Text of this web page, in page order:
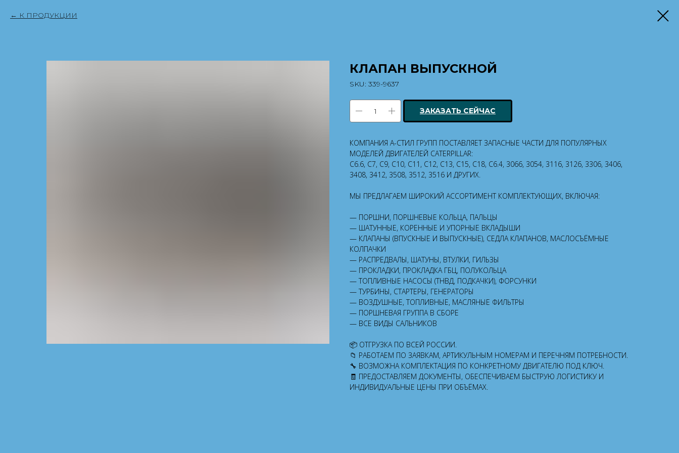
К ПРОДУКЦИИ
КЛАПАН ВЫПУСКНОЙ
SKU: 339-9637
ЗАКАЗАТЬ СЕЙЧАС
КОМПАНИЯ А-СТИЛ ГРУПП ПОСТАВЛЯЕТ ЗАПАСНЫЕ ЧАСТИ ДЛЯ ПОПУЛЯРНЫХ
МОДЕЛЕЙ ДВИГАТЕЛЕЙ CATERPILLAR:
C6.6, C7, C9, C10, C11, C12, C13, C15, C18, C6.4, 3066, 3054, 3116, 3126, 3306, 3406,
3408, 3412, 3508, 3512, 3516 И ДРУГИХ.
МЫ ПРЕДЛАГАЕМ ШИРОКИЙ АССОРТИМЕНТ КОМПЛЕКТУЮЩИХ, ВКЛЮЧАЯ:
— ПОРШНИ, ПОРШНЕВЫЕ КОЛЬЦА, ПАЛЬЦЫ
— ШАТУННЫЕ, КОРЕННЫЕ И УПОРНЫЕ ВКЛАДЫШИ
— КЛАПАНЫ (ВПУСКНЫЕ И ВЫПУСКНЫЕ), СЕДЛА КЛАПАНОВ, МАСЛОСЪЁМНЫЕ
КОЛПАЧКИ
— РАСПРЕДВАЛЫ, ШАТУНЫ, ВТУЛКИ, ГИЛЬЗЫ
— ПРОКЛАДКИ, ПРОКЛАДКА ГБЦ, ПОЛУКОЛЬЦА
— ТОПЛИВНЫЕ НАСОСЫ (ТНВД, ПОДКАЧКИ), ФОРСУНКИ
— ТУРБИНЫ, СТАРТЕРЫ, ГЕНЕРАТОРЫ
— ВОЗДУШНЫЕ, ТОПЛИВНЫЕ, МАСЛЯНЫЕ ФИЛЬТРЫ
— ПОРШНЕВАЯ ГРУППА В СБОРЕ
— ВСЕ ВИДЫ САЛЬНИКОВ
📦 ОТГРУЗКА ПО ВСЕЙ РОССИИ.
📁 РАБОТАЕМ ПО ЗАЯВКАМ, АРТИКУЛЬНЫМ НОМЕРАМ И ПЕРЕЧНЯМ ПОТРЕБНОСТИ.
🔧 ВОЗМОЖНА КОМПЛЕКТАЦИЯ ПО КОНКРЕТНОМУ ДВИГАТЕЛЮ ПОД КЛЮЧ.
🧾 ПРЕДОСТАВЛЯЕМ ДОКУМЕНТЫ, ОБЕСПЕЧИВАЕМ БЫСТРУЮ ЛОГИСТИКУ И
ИНДИВИДУАЛЬНЫЕ ЦЕНЫ ПРИ ОБЪЁМАХ.